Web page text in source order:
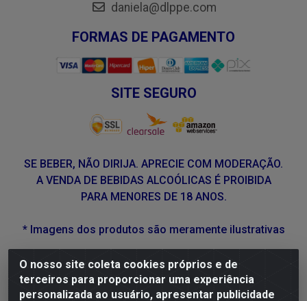
O nosso site coleta cookies próprios e de
terceiros para proporcionar uma experiência
personalizada ao usuário, apresentar publicidade
daniela@dlppe.com
FORMAS DE PAGAMENTO
SITE SEGURO
SE BEBER, NÃO DIRIJA. APRECIE COM MODERAÇÃO.
A VENDA DE BEBIDAS ALCOÓLICAS É PROIBIDA
PARA MENORES DE 18 ANOS.
* Imagens dos produtos são meramente ilustrativas
DLP Vinhos - Av. Engenheiro Abdias de Carvalho, 962 -
Torrões, Recife/PE - CEP 50.640-525 - CNPJ